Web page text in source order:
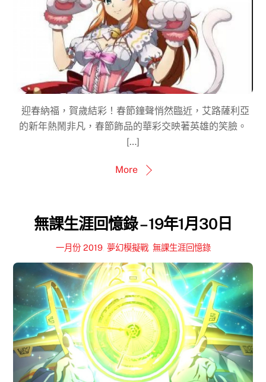
迎春納福，賀歲結彩！春節鐘聲悄然臨近，艾路薩利亞
的新年熱鬧非凡，春節飾品的華彩交映著英雄的笑臉。
[…]
More
無課生涯回憶錄 – 19年1月30日
一月份 2019, 夢幻模擬戰, 無課生涯回憶錄